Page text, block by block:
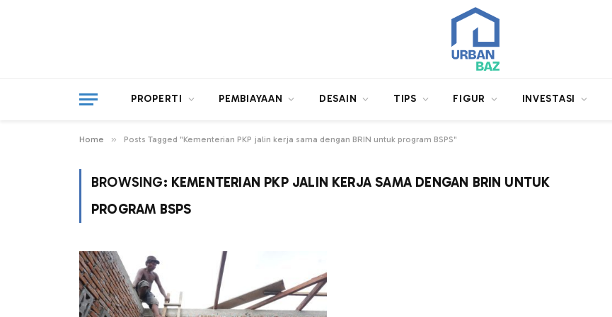
PROPERTI PEMBIAYAAN DESAIN TIPS FIGUR INVESTASI
Home » Posts Tagged "Kementerian PKP jalin kerja sama dengan BRIN untuk program BSPS"
BROWSING: KEMENTERIAN PKP JALIN KERJA SAMA DENGAN BRIN UNTUK
PROGRAM BSPS